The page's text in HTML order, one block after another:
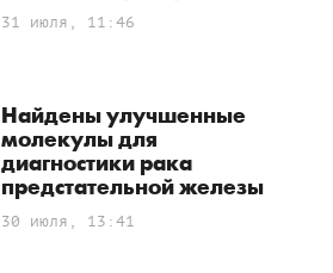
31 июля, 11:46
Найдены улучшенные
молекулы для
диагностики рака
предстательной железы
30 июля, 13:41